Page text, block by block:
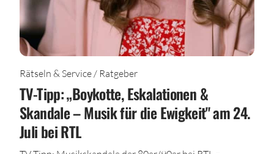
Rätseln & Service / Ratgeber
TV-Tipp: „Boykotte, Eskalationen &
Skandale – Musik für die Ewigkeit" am 24.
Juli bei RTL